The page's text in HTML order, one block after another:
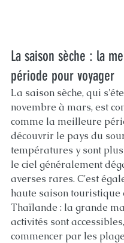
La saison sèche : la
période pour voyager
La saison sèche, qui
novembre à mars, est
comme la meilleure
découvrir le pays du
températures y sont
le ciel généralement
averses rares. C'est
haute saison touristique
Thaïlande : la grande
activités sont
commencer par les